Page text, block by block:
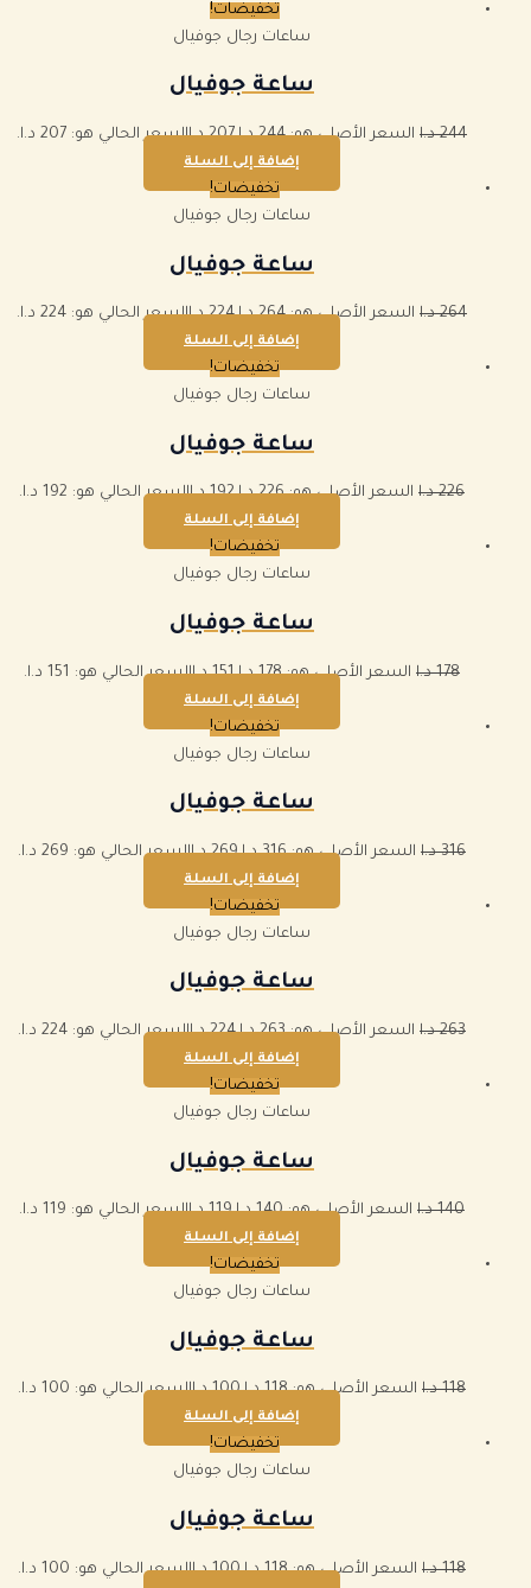
تخفيضات!
ساعات رجال جوفيال
ساعة جوفيال
244 د.ا السعر الأصلي هو: 244 د.ا. 207 د.االسعر الحالي هو: 207 د.ا.
إضافة إلى السلة
تخفيضات!
ساعات رجال جوفيال
ساعة جوفيال
264 د.ا السعر الأصلي هو: 264 د.ا. 224 د.االسعر الحالي هو: 224 د.ا.
إضافة إلى السلة
تخفيضات!
ساعات رجال جوفيال
ساعة جوفيال
226 د.ا السعر الأصلي هو: 226 د.ا. 192 د.االسعر الحالي هو: 192 د.ا.
إضافة إلى السلة
تخفيضات!
ساعات رجال جوفيال
ساعة جوفيال
178 د.ا السعر الأصلي هو: 178 د.ا. 151 د.االسعر الحالي هو: 151 د.ا.
إضافة إلى السلة
تخفيضات!
ساعات رجال جوفيال
ساعة جوفيال
316 د.ا السعر الأصلي هو: 316 د.ا. 269 د.االسعر الحالي هو: 269 د.ا.
إضافة إلى السلة
تخفيضات!
ساعات رجال جوفيال
ساعة جوفيال
263 د.ا السعر الأصلي هو: 263 د.ا. 224 د.االسعر الحالي هو: 224 د.ا.
إضافة إلى السلة
تخفيضات!
ساعات رجال جوفيال
ساعة جوفيال
140 د.ا السعر الأصلي هو: 140 د.ا. 119 د.االسعر الحالي هو: 119 د.ا.
إضافة إلى السلة
تخفيضات!
ساعات رجال جوفيال
ساعة جوفيال
118 د.ا السعر الأصلي هو: 118 د.ا. 100 د.االسعر الحالي هو: 100 د.ا.
إضافة إلى السلة
تخفيضات!
ساعات رجال جوفيال
ساعة جوفيال
118 د.ا السعر الأصلي هو: 118 د.ا. 100 د.االسعر الحالي هو: 100 د.ا.